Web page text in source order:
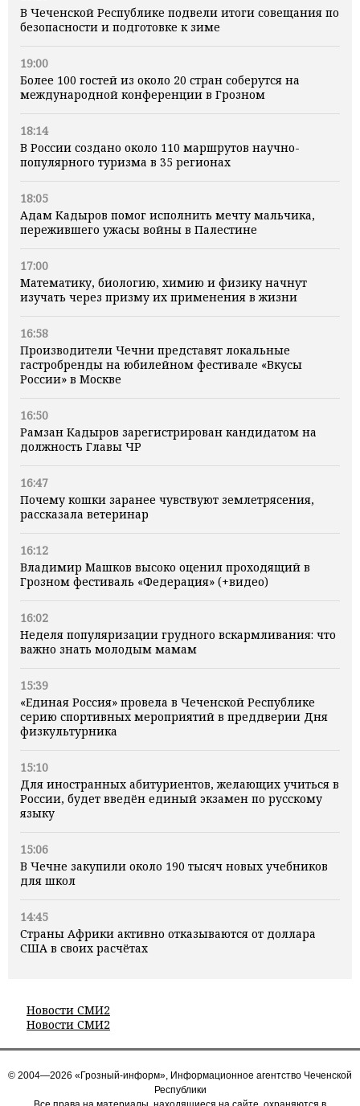
В Чеченской Республике подвели итоги совещания по
безопасности и подготовке к зиме
19:00
Более 100 гостей из около 20 стран соберутся на
международной конференции в Грозном
18:14
В России создано около 110 маршрутов научно-
популярного туризма в 35 регионах
18:05
Адам Кадыров помог исполнить мечту мальчика,
пережившего ужасы войны в Палестине
17:00
Математику, биологию, химию и физику начнут
изучать через призму их применения в жизни
16:58
Производители Чечни представят локальные
гастробренды на юбилейном фестивале «Вкусы
России» в Москве
16:50
Рамзан Кадыров зарегистрирован кандидатом на
должность Главы ЧР
16:47
Почему кошки заранее чувствуют землетрясения,
рассказала ветеринар
16:12
Владимир Машков высоко оценил проходящий в
Грозном фестиваль «Федерация» (+видео)
16:02
Неделя популяризации грудного вскармливания: что
важно знать молодым мамам
15:39
«Единая Россия» провела в Чеченской Республике
серию спортивных мероприятий в преддверии Дня
физкультурника
15:10
Для иностранных абитуриентов, желающих учиться в
России, будет введён единый экзамен по русскому
языку
15:06
В Чечне закупили около 190 тысяч новых учебников
для школ
14:45
Страны Африки активно отказываются от доллара
США в своих расчётах
Новости СМИ2
Новости СМИ2
© 2004—2026 «Грозный-информ», Информационное агентство Чеченской
Республики